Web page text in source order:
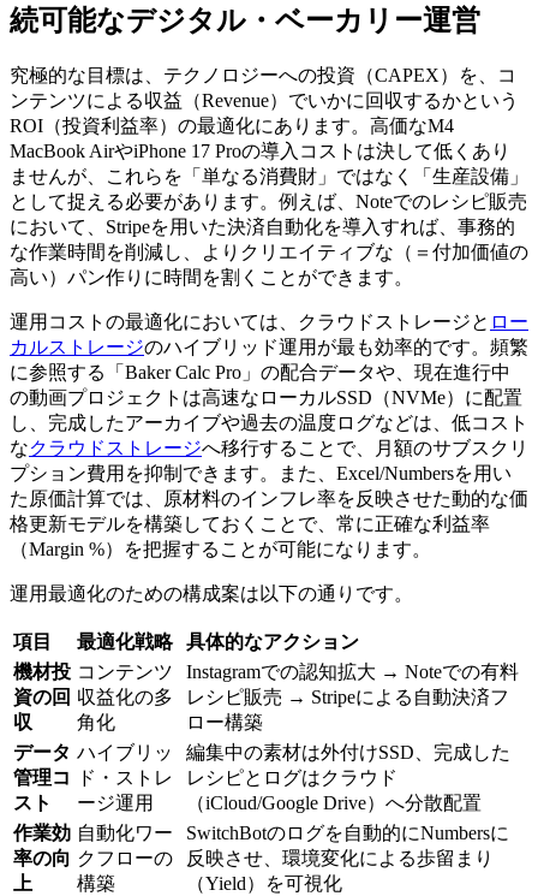
続可能なデジタル・ベーカリー運営
究極的な目標は、テクノロジーへの投資（CAPEX）を、コ
ンテンツによる収益（Revenue）でいかに回収するかという
ROI（投資利益率）の最適化にあります。高価なM4
MacBook AirやiPhone 17 Proの導入コストは決して低くあり
ませんが、これらを「単なる消費財」ではなく「生産設備」
として捉える必要があります。例えば、Noteでのレシピ販売
において、Stripeを用いた決済自動化を導入すれば、事務的
な作業時間を削減し、よりクリエイティブな（＝付加価値の
高い）パン作りに時間を割くことができます。
運用コストの最適化においては、クラウドストレージと ロー
カルストレージのハイブリッド運用が最も効率的です。頻繁
に参照する「Baker Calc Pro」の配合データや、現在進行中
の動画プロジェクトは高速なローカルSSD（NVMe）に配置
し、完成したアーカイブや過去の温度ログなどは、低コスト
なクラウドストレージへ移行することで、月額のサブスクリ
プション費用を抑制できます。また、Excel/Numbersを用い
た原価計算では、原材料のインフレ率を反映させた動的な価
格更新モデルを構築しておくことで、常に正確な利益率
（Margin %）を把握することが可能になります。
運用最適化のための構成案は以下の通りです。
項目 最適化戦略
具体的なアクション
機材投
資の回
収
コンテンツ
収益化の多
角化
Instagramでの認知拡大 → Noteでの有料
レシピ販売 → Stripeによる自動決済フ
ロー構築
データ
管理コ
スト
ハイブリッ
ド・ストレ
ージ運用
編集中の素材は外付けSSD、完成した
レシピとログはクラウド
（iCloud/Google Drive）へ分散配置
作業効
率の向
上
自動化ワー
クフローの
構築
SwitchBotのログを自動的にNumbersに
反映させ、環境変化による歩留まり
（Yield）を可視化